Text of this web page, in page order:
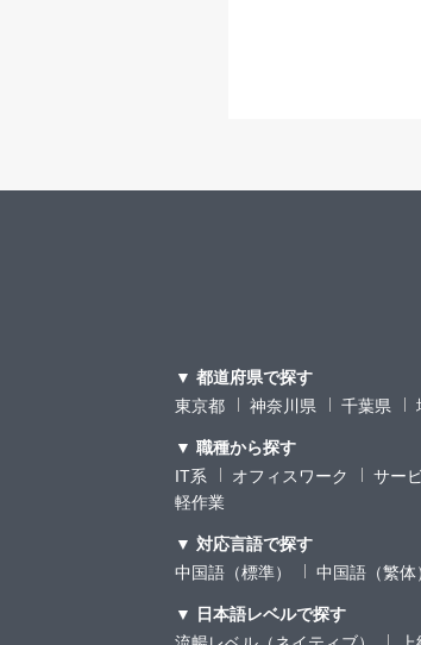
▼ 都道府県で探す
東京都
神奈川県 千葉県
▼ 職種から探す
IT系
オフィスワーク サー
軽作業
▼ 対応言語で探す
中国語（標準）
中国語（繁体
▼ 日本語レベルで探す